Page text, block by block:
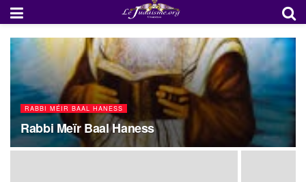
RABBI MÉIR BAAL HANESS
Rabbi Meïr Baal Haness